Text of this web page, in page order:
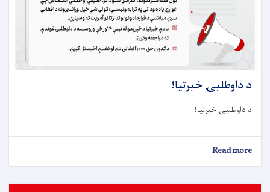
د داوطلبۍ خبرتيا!
د داوطلبۍ خبرتيا!
Read more
د
خبرتيا!